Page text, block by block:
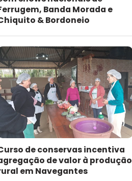
Banda Morada e
& Bordoneio
de conservas incentiva
de valor à produção
em Navegantes